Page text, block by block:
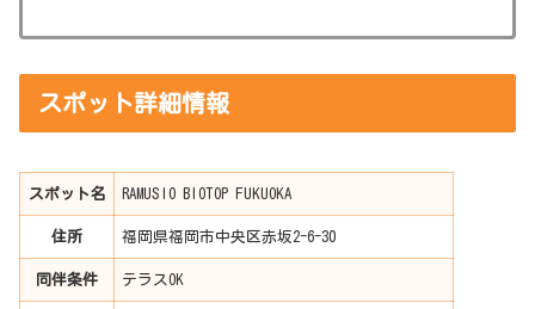
スポット詳細情報
スポット名 RAMUSIO BIOTOP FUKUOKA
住所 福岡県福岡市中央区赤坂2-6-30
同伴条件 テラスOK